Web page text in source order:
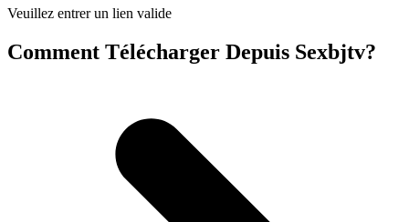
Veuillez entrer un lien valide
Comment Télécharger Depuis Sexbjtv?